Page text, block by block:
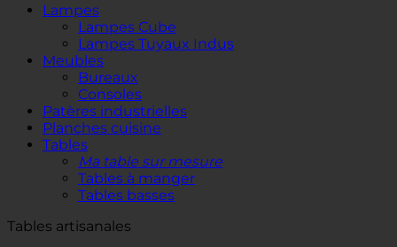
Lampes
Lampes Cube
Lampes Tuyaux Indus
Meubles
Bureaux
Consoles
Patères industrielles
Planches cuisine
Tables
Ma table sur mesure
Tables à manger
Tables basses
Tables artisanales